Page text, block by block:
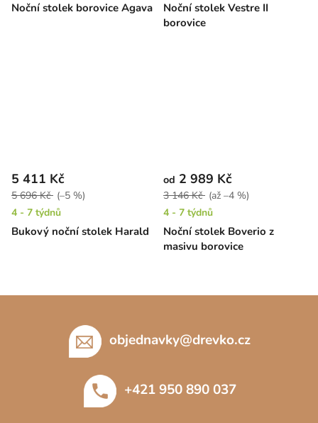
Noční stolek borovice Agava
Noční stolek Vestre II
borovice
Bukový noční stolek Harald
5 411 Kč
5 696 Kč (–5 %)
4 - 7 týdnů
Noční stolek Boverio z
masivu borovice
od 2 989 Kč
3 146 Kč (až –4 %)
4 - 7 týdnů
objednavky@drevko.cz
+421 950 890 037